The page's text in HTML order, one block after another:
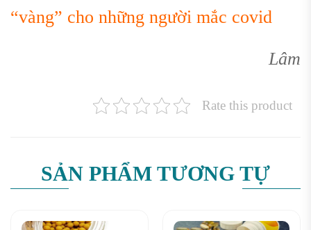
“vàng” cho những người mắc covid
Lâm
Rate this product
SẢN PHẨM TƯƠNG TỰ